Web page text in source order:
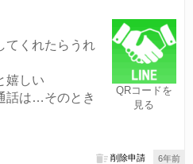
QRコードを
見る
てくれたらうれ
嬉しい
話は…そのとき
6年前
削除申請